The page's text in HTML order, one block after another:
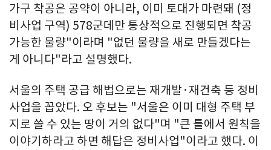
가구 착공은 공약이 아니라, 이미 토대가 마련돼 (정
비사업 구역) 578군데만 통상적으로 진행되면 착공
가능한 물량"이라며 "없던 물량을 새로 만들겠다는
게 아니다"라고 설명했다.
서울의 주택 공급 해법으로는 재개발·재건축 등 정비
사업을 꼽았다. 오 후보는 "서울은 이미 대형 주택 부
지로 쓸 수 있는 땅이 거의 없다"며 "큰 틀에서 원칙을
이야기하라고 하면 해답은 정비사업"이라고 했다. 이